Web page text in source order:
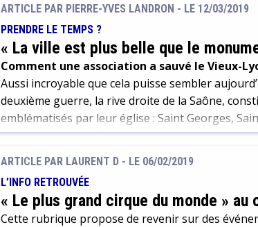
ARTICLE PAR PIERRE-YVES LANDRON - LE 12/03/2019
PRENDRE LE TEMPS ?
« La ville est plus belle que le
Comment une association a sauvé le Vieux-
Aussi incroyable que cela puisse sembler
deuxième guerre, la rive droite de la Saône,
emblématisés par leur église : Saint Georges,
alors qu’une zone d’habitats populaires et
ARTICLE PAR LAURENT D - LE 06/02/2019
L’INFO RETROUVÉE
« Le plus grand cirque du monde » au
Cette rubrique propose de revenir sur des